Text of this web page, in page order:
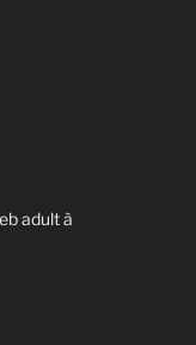
adult à